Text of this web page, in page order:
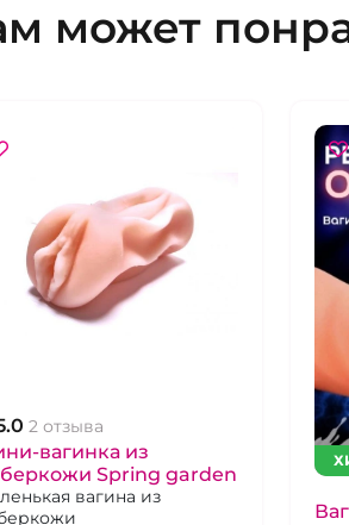
может
2 отзыва
вагинка из
Spring garden
вагина из